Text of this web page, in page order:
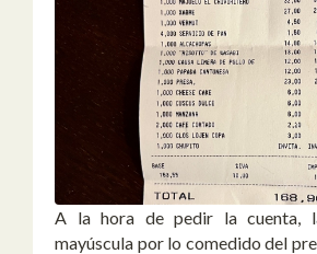
A la hora de pedir la cuenta,
mayúscula por lo comedido del